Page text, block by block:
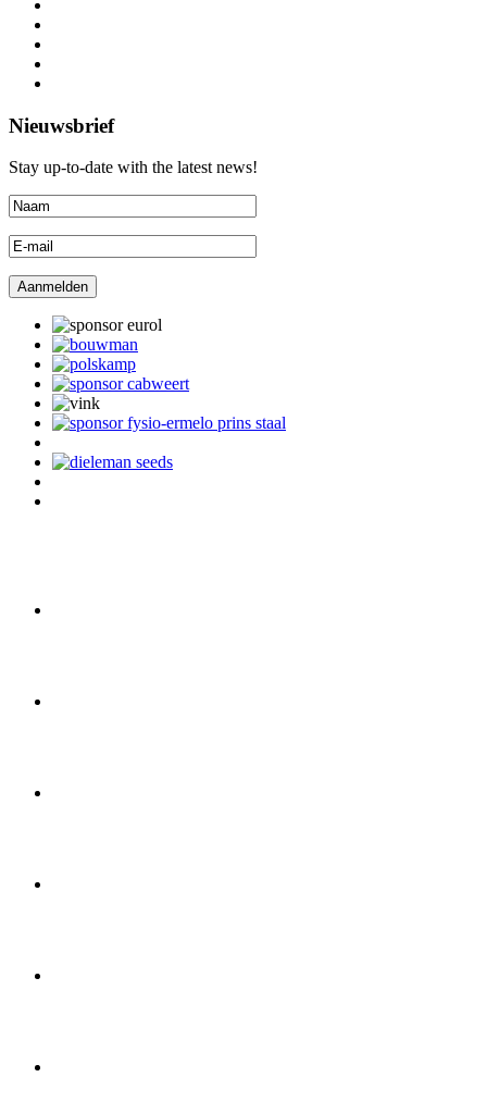
Nieuwsbrief
Stay up-to-date with the latest news!